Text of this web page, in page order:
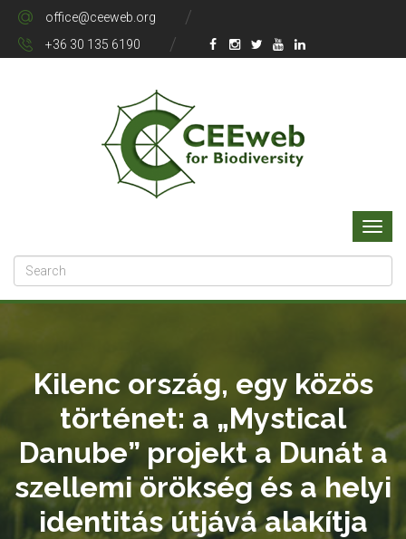
office@ceeweb.org
+36 30 135 6190
Kilenc ország, egy közös
történet: a „Mystical
Danube” projekt a Dunát a
szellemi örökség és a helyi
identitás útjává alakítja